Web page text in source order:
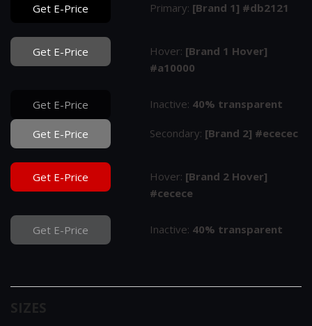
Get E-Price Primary: [Brand 1] #db2121
Get E-Price Hover: [Brand 1 Hover]
#a10000
Get E-Price Inactive: 40% transparent
Get E-Price Secondary: [Brand 2] #ececec
Get E-Price Hover: [Brand 2 Hover]
#cecece
Get E-Price Inactive: 40% transparent
SIZES